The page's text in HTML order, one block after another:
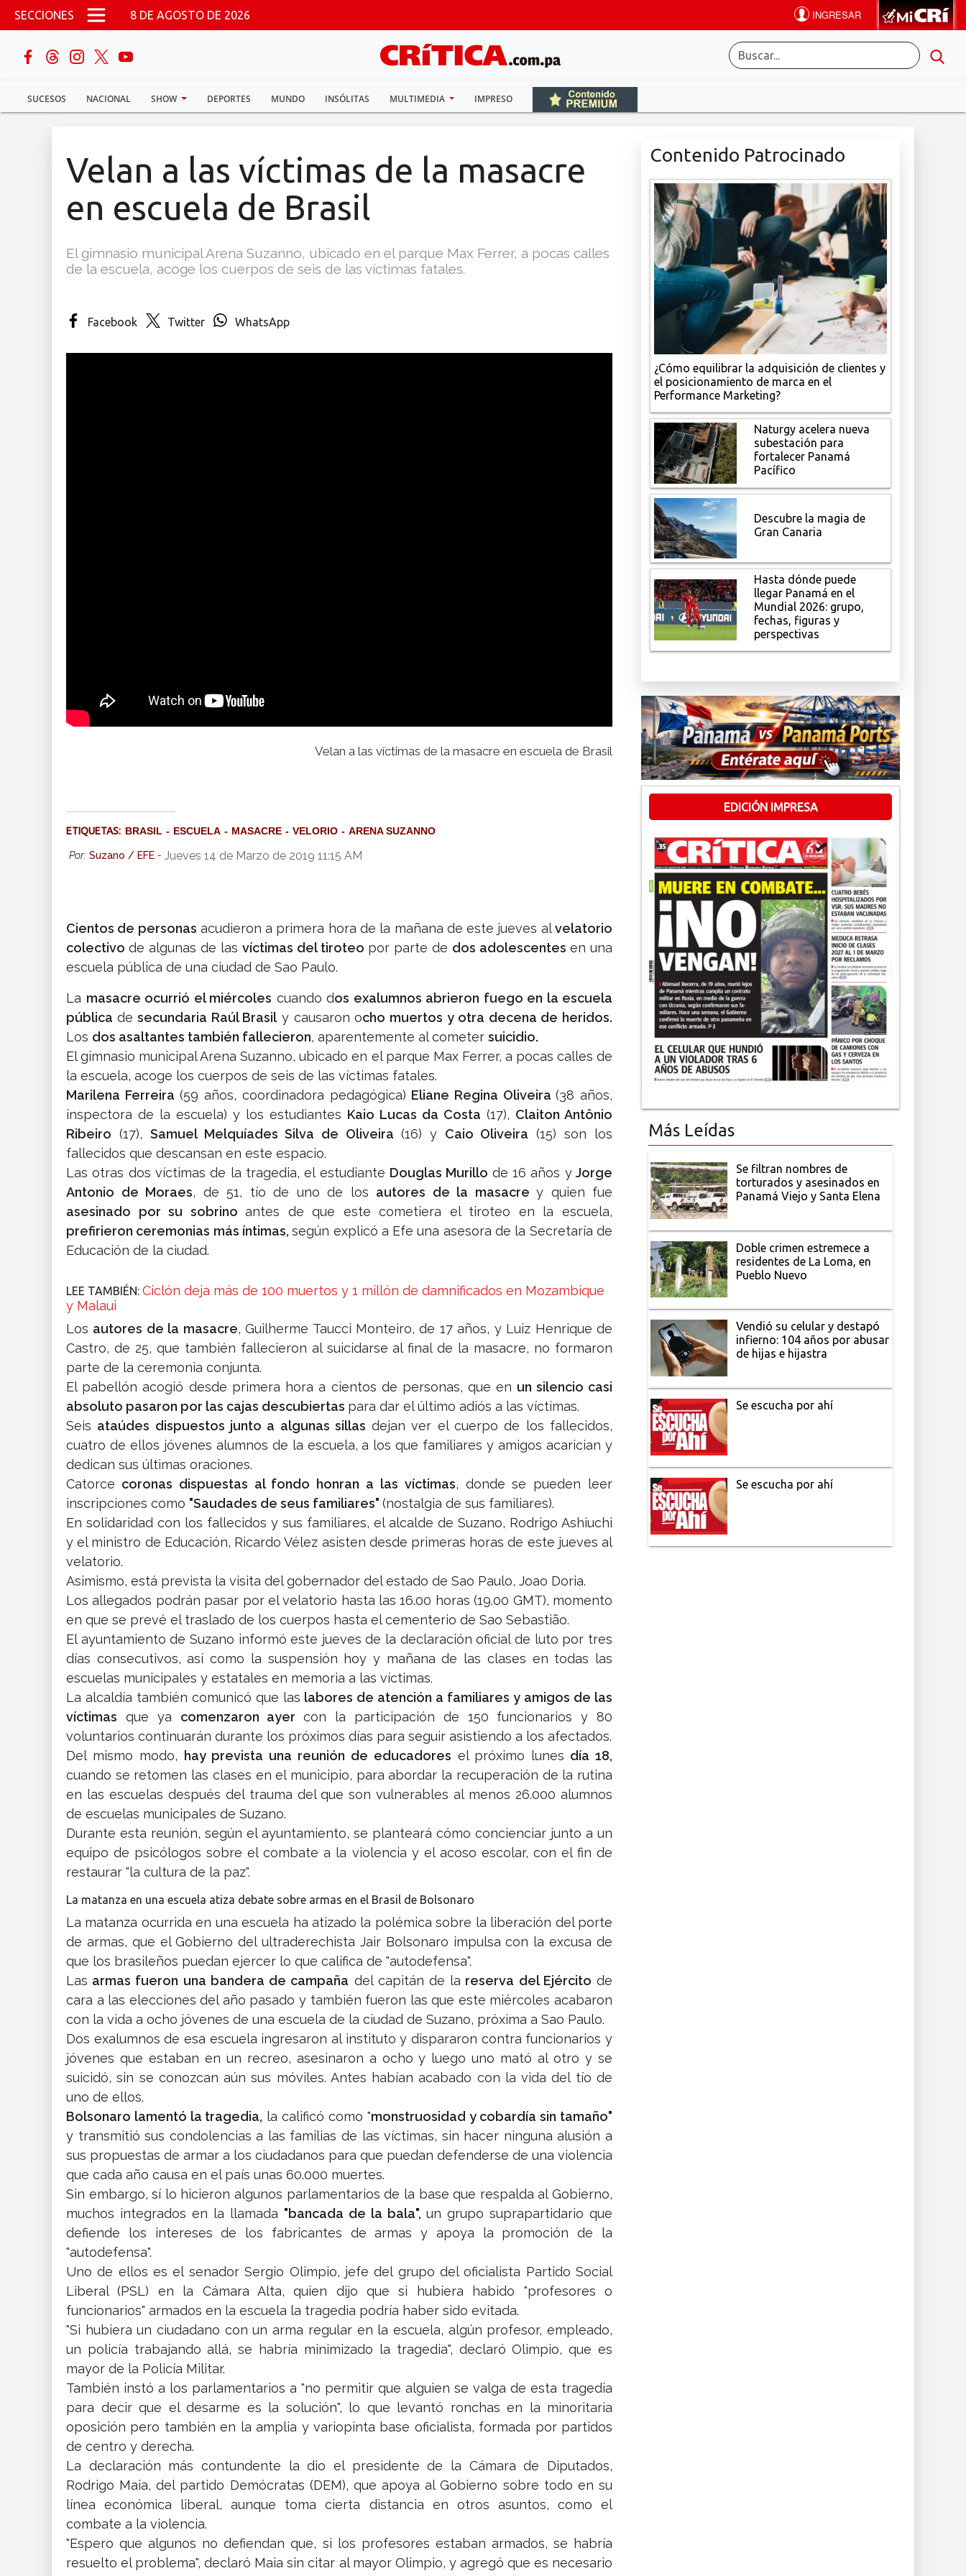
Pasar al contenido principal
SECCIONES 8 DE AGOSTO DE 2026
SUCESOS NACIONAL SHOW DEPORTES MUNDO INSÓLITAS MULTIMEDIA IMPRESO
buscar
Sucesos
Velan a las víctimas de la masacre
en escuela de Brasil
El gimnasio municipal Arena Suzanno, ubicado en el parque Max Ferrer, a pocas calles
de la escuela, acoge los cuerpos de seis de las víctimas fatales.
Facebook Twitter WhatsApp
Velan a las víctimas de la masacre en escuela de Brasil
ETIQUETAS: BRASIL ESCUELA MASACRE VELORIO ARENA SUZANNO
Por: Suzano / EFE - Jueves 14 de Marzo de 2019 11:15 AM
Cientos de personas acudieron a primera hora de la mañana de este jueves alvelatorio
colectivo de algunas de las víctimas del tiroteo por parte de dos adolescentesen una
escuela pública de una ciudad de Sao Paulo.
La masacre ocurrió el miércoles cuando dos exalumnos abrieron fuego en la escuela
pública desecundaria Raúl Brasily causaron ocho muertos y otra decena de heridos.
Los dos asaltantes también fallecieron, aparentemente al cometer suicidio.
El gimnasio municipal Arena Suzanno, ubicado en el parque Max Ferrer, a pocas calles de
la escuela, acoge los cuerpos de seis de las víctimas fatales.
Marilena Ferreira (59 años, coordinadora pedagógica) Eliane Regina Oliveira(38 años,
inspectora de la escuela) y los estudiantes Kaio Lucas da Costa (17), Claiton Antônio
Ribeiro (17), Samuel Melquíades Silva de Oliveira (16) y Caio Oliveira (15) son los
fallecidos que descansan en este espacio.
Las otras dos víctimas de la tragedia, el estudiante Douglas Murillo de 16 años yJorge
Antonio de Moraes, de 51, tío de uno de los autores de la masacre y quien fue
asesinado por su sobrinoantes de que este cometiera el tiroteo en la escuela,
prefirieron ceremonias más íntimas,según explicó a Efe una asesora de la Secretaría de
Educación de la ciudad.
LEE TAMBIÉN: Ciclón deja más de 100 muertos y 1 millón de damnificados en Mozambique
y Malaui
Los autores de la masacre, Guilherme Taucci Monteiro, de 17 años, y Luiz Henrique de
Castro, de 25, que también fallecieron al suicidarse al final de la masacre, no formaron
parte de la ceremonia conjunta.
El pabellón acogió desde primera hora a cientos de personas, que en un silencio casi
absoluto pasaron por las cajas descubiertas para dar el último adiós a las víctimas.
Seis ataúdes dispuestos junto a algunas sillas dejan ver el cuerpo de los fallecidos,
cuatro de ellos jóvenes alumnos de la escuela, a los que familiares y amigos acarician y
dedican sus últimas oraciones.
Catorce coronas dispuestas al fondo honran a las víctimas, donde se pueden leer
inscripciones como "Saudades de seus familiares" (nostalgia de sus familiares).
En solidaridad con los fallecidos y sus familiares, el alcalde de Suzano, Rodrigo Ashiuchi
y el ministro de Educación, Ricardo Vélez asisten desde primeras horas de este jueves al
velatorio.
Asimismo, está prevista la visita del gobernador del estado de Sao Paulo, Joao Doria.
Los allegados podrán pasar por el velatorio hasta las 16.00 horas (19.00 GMT), momento
en que se prevé el traslado de los cuerpos hasta el cementerio de Sao Sebastião.
El ayuntamiento de Suzano informó este jueves de la declaración oficial de luto por tres
días consecutivos, así como la suspensión hoy y mañana de las clases en todas las
escuelas municipales y estatales en memoria a las víctimas.
La alcaldía también comunicó que las labores de atención a familiares y amigos de las
víctimas que ya comenzaron ayercon la participación de 150 funcionarios y 80
voluntarios continuarán durante los próximos días para seguir asistiendo a los afectados.
Del mismo modo, hay prevista una reunión de educadores el próximo lunes día 18,
cuando se retomen las clases en el municipio, para abordar la recuperación de la rutina
en las escuelas después del trauma del que son vulnerables al menos 26.000 alumnos
de escuelas municipales de Suzano.
Durante esta reunión, según el ayuntamiento, se planteará cómo concienciar junto a un
equipo de psicólogos sobre el combate a la violencia y el acoso escolar, con el fin de
restaurar "la cultura de la paz".
La matanza en una escuela atiza debate sobre armas en el Brasil de Bolsonaro
La matanza ocurrida en una escuela ha atizado la polémica sobre la liberación del porte
de armas, que el Gobierno del ultraderechista Jair Bolsonaro impulsa con la excusa de
que los brasileños puedan ejercer lo que califica de "autodefensa".
Las armas fueron una bandera de campaña del capitán de la reserva del Ejército de
cara a las elecciones del año pasado y también fueron las que este miércoles acabaron
con la vida a ocho jóvenes de una escuela de la ciudad de Suzano, próxima a Sao Paulo.
Dos exalumnos de esa escuela ingresaron al instituto y dispararon contra funcionarios y
jóvenes que estaban en un recreo, asesinaron a ocho y luego uno mató al otro y se
suicidó, sin se conozcan aún sus móviles. Antes habían acabado con la vida del tío de
uno de ellos.
Bolsonaro lamentó la tragedia, la calificó como "monstruosidad y cobardía sin tamaño"
y transmitió sus condolencias a las familias de las víctimas, sin hacer ninguna alusión a
sus propuestas de armar a los ciudadanos para que puedan defenderse de una violencia
que cada año causa en el país unas 60.000 muertes.
Sin embargo, sí lo hicieron algunos parlamentarios de la base que respalda al Gobierno,
muchos integrados en la llamada "bancada de la bala", un grupo suprapartidario que
defiende los intereses de los fabricantes de armas y apoya la promoción de la
"autodefensa".
Uno de ellos es el senador Sergio Olimpio, jefe del grupo del oficialista Partido Social
Liberal (PSL) en la Cámara Alta, quien dijo que si hubiera habido "profesores o
funcionarios" armados en la escuela la tragedia podría haber sido evitada.
"Si hubiera un ciudadano con un arma regular en la escuela, algún profesor, empleado,
un policía trabajando allá, se habría minimizado la tragedia", declaró Olimpio, que es
mayor de la Policía Militar.
También instó a los parlamentarios a "no permitir que alguien se valga de esta tragedia
para decir que el desarme es la solución", lo que levantó ronchas en la minoritaria
oposición pero también en la amplia y variopinta base oficialista, formada por partidos
de centro y derecha.
La declaración más contundente la dio el presidente de la Cámara de Diputados,
Rodrigo Maia, del partido Demócratas (DEM), que apoya al Gobierno sobre todo en su
línea económica liberal, aunque toma cierta distancia en otros asuntos, como el
combate a la violencia.
"Espero que algunos no defiendan que, si los profesores estaban armados, se habría
resuelto el problema", declaró Maia sin citar al mayor Olimpio, y agregó que es necesario
Contenido Patrocinado
¿Cómo equilibrar la adquisición de clientes y
el posicionamiento de marca en el
Performance Marketing?
Naturgy acelera nueva
subestación para
fortalecer Panamá
Pacífico
Descubre la magia de
Gran Canaria
Hasta dónde puede
llegar Panamá en el
Mundial 2026: grupo,
fechas, figuras y
perspectivas
EDICIÓN IMPRESA
Más Leídas
Se filtran nombres de
torturados y asesinados en
Panamá Viejo y Santa Elena
Doble crimen estremece a
residentes de La Loma, en
Pueblo Nuevo
Vendió su celular y destapó
infierno: 104 años por abusar
de hijas e hijastra
Se escucha por ahí
Se escucha por ahí